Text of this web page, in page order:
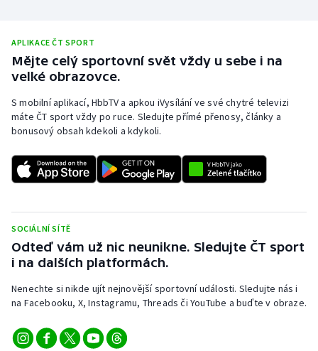
Rychlobruslení
Rychlostní kanoistika
Short track
Sportovní střelba
Stolní tenis
Veslování
Volejbal
Ostatní
APLIKACE ČT SPORT
Mějte celý sportovní svět vždy u sebe i na
velké obrazovce.
S mobilní aplikací, HbbTV a apkou iVysílání ve své chytré televizi
máte ČT sport vždy po ruce. Sledujte přímé přenosy, články a
bonusový obsah kdekoli a kdykoli.
SOCIÁLNÍ SÍTĚ
Odteď vám už nic neunikne. Sledujte ČT sport
i na dalších platformách.
Nenechte si nikde ujít nejnovější sportovní události. Sledujte nás i
na Facebooku, X, Instagramu, Threads či YouTube a buďte v obraze.